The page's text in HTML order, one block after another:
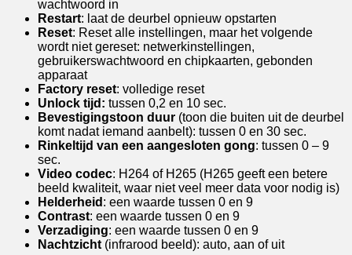
wachtwoord in
Restart: laat de deurbel opnieuw opstarten
Reset: Reset alle instellingen, maar het volgende
wordt niet gereset: netwerkinstellingen,
gebruikerswachtwoord en chipkaarten, gebonden
apparaat
Factory reset: volledige reset
Unlock tijd: tussen 0,2 en 10 sec.
Bevestigingstoon duur (toon die buiten uit de deurbel
komt nadat iemand aanbelt): tussen 0 en 30 sec.
Rinkeltijd van een aangesloten gong: tussen 0 – 9
sec.
Video codec: H264 of H265 (H265 geeft een betere
beeld kwaliteit, waar niet veel meer data voor nodig is)
Helderheid : een waarde tussen 0 en 9
Contrast: een waarde tussen 0 en 9
Verzadiging: een waarde tussen 0 en 9
Nachtzicht (infrarood beeld): auto, aan of uit